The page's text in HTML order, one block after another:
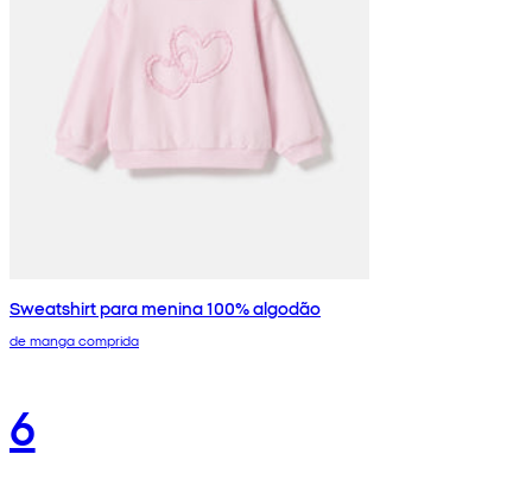
Sweatshirt para menina 100% algodão
de manga comprida
6